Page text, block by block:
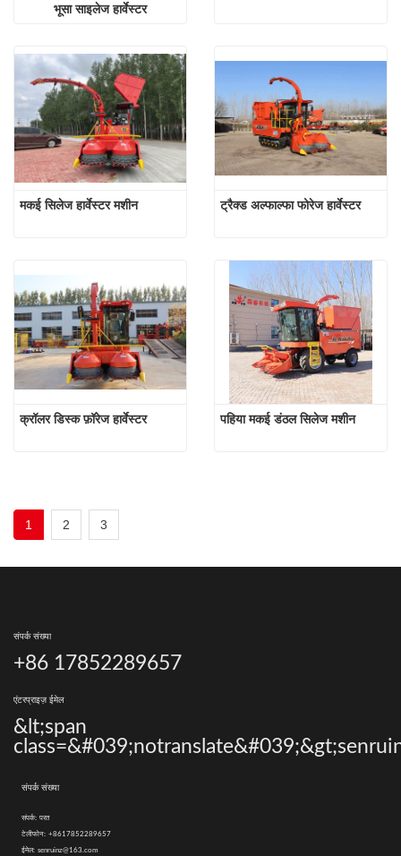
भूसा साइलेज हार्वेस्टर
मकई सिलेज हार्वेस्टर मशीन ट्रैक्ड अल्फाल्फा फोरेज हार्वेस्टर
क्रॉलर डिस्क फ़ॉरेज हार्वेस्टर पहिया मकई डंठल सिलेज मशीन
1 2 3
संपर्क संख्या
+86 17852289657
एंटरप्राइज़ ईमेल
&lt;span
संपर्क संख्या
संपर्क: परत
टेलीफोन: +8617852289657
ईमेल: senruinz@163.com